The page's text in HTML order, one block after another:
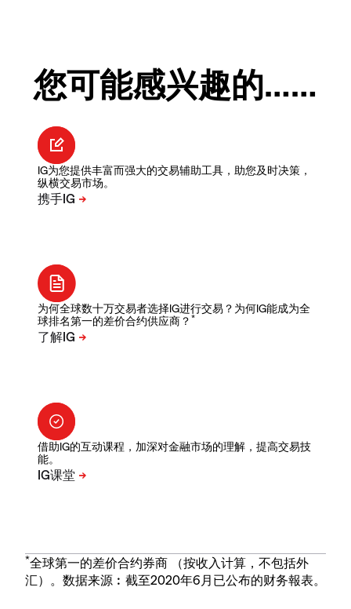
您可能感兴趣的……
IG为您提供丰富而强大的交易辅助工具，助您及时决策，
纵横交易市场。
为何全球数十万交易者选择IG进行交易？为何IG能成为全
球排名第一的差价合约供应商？ *
借助IG的互动课程，加深对金融市场的理解，提高交易技
能。
*全球第一的差价合约券商 （按收入计算，不包括外
汇）。数据来源︰截至2020年6月已公布的财务報表。